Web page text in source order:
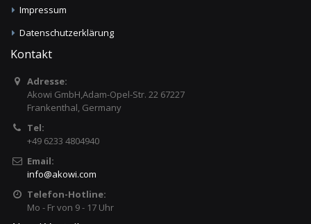
Impressum
Datenschutzerklärung
Kontakt
Adresse:
Akowi GmbH,Adam-Opel-Str. 22 67227
Frankenthal, Germany
Tel:
+49 6233 4804940
Email:
info@akowi.com
Telefon-Hotline:
Mo - Fr von 9 - 17 Uhr